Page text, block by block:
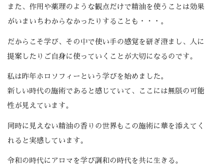
また、作用や薬理のような観点だけで精油を使うことは効果
がいまいちわからなかったりすることも・・・。
だからこそ学び、その中で使い手の感覚を研ぎ澄まし、人に
提案したりご自身に使っていくことが大切になるのです。
私は昨年ホロソフィーという学びを始めました。
新しい時代の施術であると感じていて、ここには無限の可能
性が見えています。
同時に見えない精油の香りの世界もこの施術に華を添えてく
れると実感しています。
令和の時代にアロマを学び調和の時代を共に生きる。